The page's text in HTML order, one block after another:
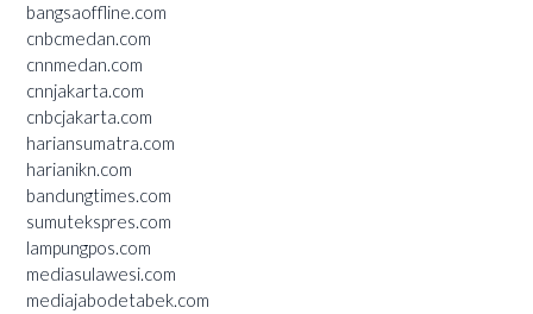
bangsaoffline.com
cnbcmedan.com
cnnmedan.com
cnnjakarta.com
cnbcjakarta.com
hariansumatra.com
harianikn.com
bandungtimes.com
sumutekspres.com
lampungpos.com
mediasulawesi.com
mediajabodetabek.com